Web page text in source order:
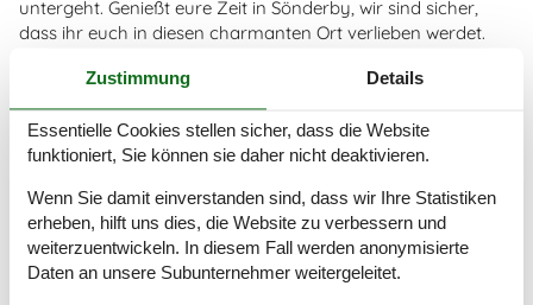
untergeht. Genießt eure Zeit in Sönderby, wir sind sicher,
dass ihr euch in diesen charmanten Ort verlieben werdet.
Urlaubserlebnisse in der Nähe von
Sönderby: Kurz und knapp
Odense Zoo – ein weltberühmter Zoo mit einer Vielzahl
von Tieren aus der ganzen Welt.
Egeskov Slot – ein prächtiges Renaissance-Schloss mit
Zustimmung Details
Essentielle Cookies stellen sicher, dass die Website
funktioniert, Sie können sie daher nicht deaktivieren.
Wenn Sie damit einverstanden sind, dass wir Ihre Statistiken
erheben, hilft uns dies, die Website zu verbessern und
weiterzuentwickeln. In diesem Fall werden anonymisierte
Daten an unsere Subunternehmer weitergeleitet.